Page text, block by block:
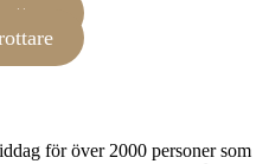
för över 2000 personer som